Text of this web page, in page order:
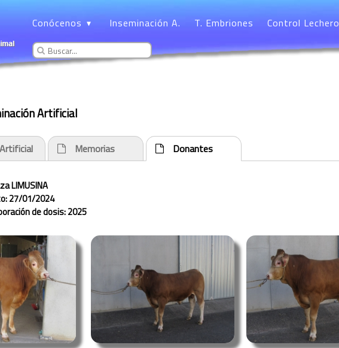
Conócenos Inseminación A. T. Embriones Control Lechero
Artificial
Memorias Donantes
LIMUSINA
27/01/2024
de dosis: 2025